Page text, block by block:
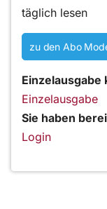
täglich lesen
zu den Abo
Einzelausgabe
Einzelausgabe
Sie haben
Login